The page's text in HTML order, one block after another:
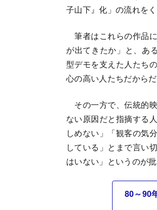
子山下』化」の流れを
筆者はこれらの作品
が出てきたか」と、あ
型デモを支えた人たち
心の高い人たちだからだ
その一方で、伝統的
ない原因だと指摘する
しめない」「観客の気
している」とまで言い
はいない」というのが
80～90